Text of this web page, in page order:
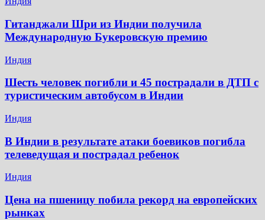
Гитанджали Шри из Индии получила
Международную Букеровскую премию
Индия
Шесть человек погибли и 45 пострадали в ДТП с
туристическим автобусом в Индии
Индия
В Индии в результате атаки боевиков погибла
телеведущая и пострадал ребенок
Индия
Цена на пшеницу побила рекорд на европейских
рынках